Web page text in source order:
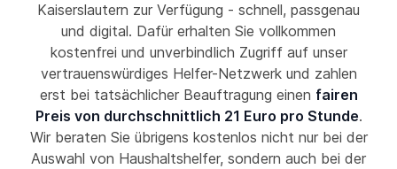
Kaiserslautern zur Verfügung - schnell, passgenau
und digital. Dafür erhalten Sie vollkommen
kostenfrei und unverbindlich Zugriff auf unser
vertrauenswürdiges Helfer-Netzwerk und zahlen
erst bei tatsächlicher Beauftragung einen fairen
Preis von durchschnittlich 21 Euro pro Stunde.
Wir beraten Sie übrigens kostenlos nicht nur bei der
Auswahl von Haushaltshelfer, sondern auch bei der